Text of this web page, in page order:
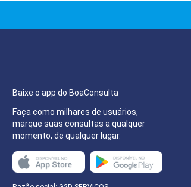
Baixe o app do BoaConsulta
Faça como milhares de usuários,
marque suas consultas a qualquer
momento, de qualquer lugar.